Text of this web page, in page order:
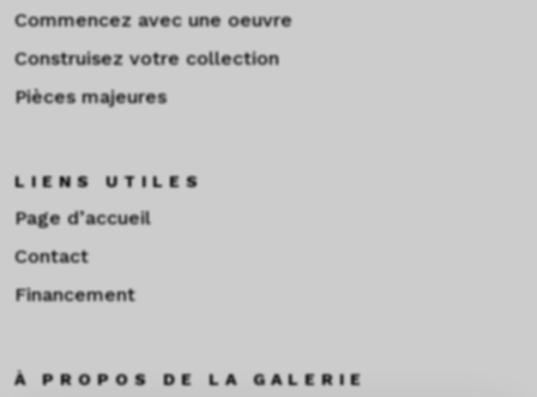
Commencez avec une oeuvre
Construisez votre collection
Pièces majeures
LIENS UTILES
Page d’accueil
Contact
Financement
À PROPOS DE LA GALERIE